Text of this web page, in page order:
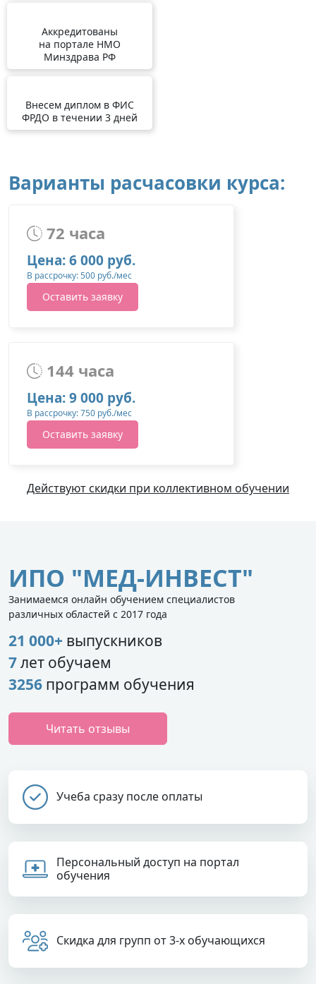
Аккредитованы
на портале НМО
Минздрава РФ
Внесем диплом в ФИС
ФРДО в течении 3 дней
Варианты расчасовки курса:
72 часа
Цена: 6 000 руб.
В рассрочку: 500 руб./мес
Оставить заявку
144 часа
Цена: 9 000 руб.
В рассрочку: 750 руб./мес
Оставить заявку
Действуют скидки при коллективном обучении
ИПО "МЕД-ИНВЕСТ"
Занимаемся онлайн обучением специалистов
различных областей с 2017 года
21 000+ выпускников
7лет обучаем
3256 программ обучения
Читать отзывы
Учеба сразу после оплаты
Персональный доступ на портал
обучения
Скидка для групп от 3-х обучающихся